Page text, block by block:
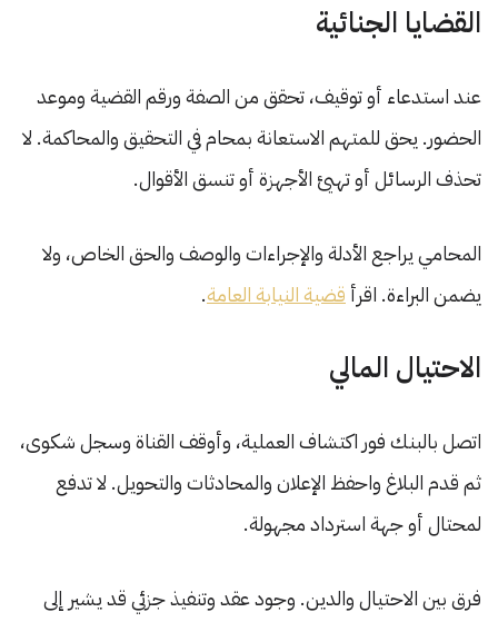
القضايا الجنائية
عند استدعاء أو توقيف، تحقق من الصفة ورقم القضية وموعد
الحضور. يحق للمتهم الاستعانة بمحام في التحقيق والمحاكمة. لا
تحذف الرسائل أو تهيئ الأجهزة أو تنسق الأقوال.
المحامي يراجع الأدلة والإجراءات والوصف والحق الخاص، ولا
يضمن البراءة. اقرأ قضية النيابة العامة.
الاحتيال المالي
اتصل بالبنك فور اكتشاف العملية، وأوقف القناة وسجل شكوى،
ثم قدم البلاغ واحفظ الإعلان والمحادثات والتحويل. لا تدفع
لمحتال أو جهة استرداد مجهولة.
فرق بين الاحتيال والدين. وجود عقد وتنفيذ جزئي قد يشير إلى